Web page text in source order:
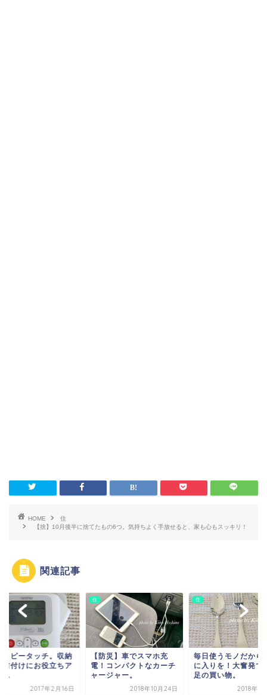
HOME
住
【捨】10月後半に捨てたもの6つ。気持ちよく手放せると、家も心もスッキリ！
関連記事
災】車でスマホ充
コンパクトなカーチ
ャー。
2018年10月24日
住
毎日使うモノだからお気
に入りを！大奮発でも満
足の買い物。
2018年5月15日
住
２代目ピータッチ。
＆名前付けにお役立
イテム
2017年2